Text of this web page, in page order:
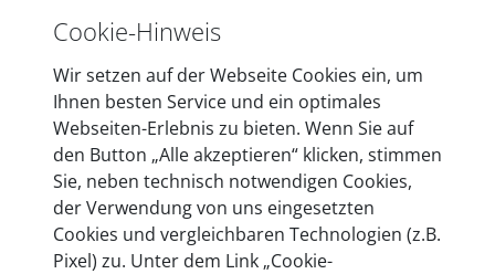
In den Kfz-Diagnosegeräten von autoaid stecken
entwickeln wir unsere Produkte am Standort in
Berlin laufend weiter. Auf diese Qualität vertrauen
heute mehr als 60.000 Privatkunden und
Unternehmen.
Cookie-Hinweis
Wir setzen auf der Webseite Cookies ein, um
Ihnen besten Service und ein optimales
Webseiten-Erlebnis zu bieten. Wenn Sie auf
den Button „Alle akzeptieren“ klicken, stimmen
Sie, neben technisch notwendigen Cookies,
der Verwendung von uns eingesetzten
Cookies und vergleichbaren Technologien (z.B.
Pixel) zu. Unter dem Link „Cookie-